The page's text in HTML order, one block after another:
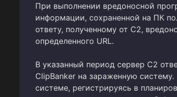
При выполнении вредоносной
информации, сохраненной на ПК
ответу, полученному от С2,
определенного URL.
В указанный период сервер С2
ClipBanker на зараженную
системе, регистрируясь в